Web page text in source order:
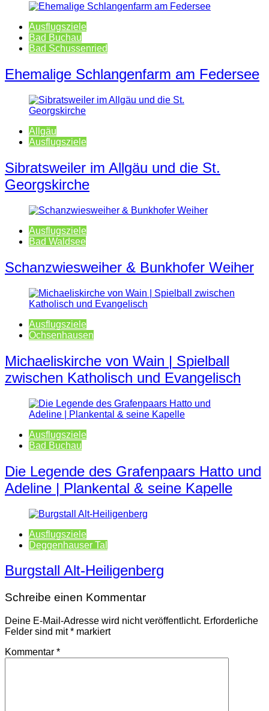
Ausflugsziele
Bad Buchau
Bad Schussenried
Ehemalige Schlangenfarm am Federsee
Allgäu
Ausflugsziele
Sibratsweiler im Allgäu und die St.
Georgskirche
Ausflugsziele
Bad Waldsee
Schanzwiesweiher & Bunkhofer Weiher
Ausflugsziele
Ochsenhausen
Michaeliskirche von Wain | Spielball
zwischen Katholisch und Evangelisch
Ausflugsziele
Bad Buchau
Die Legende des Grafenpaars Hatto und
Adeline | Plankental & seine Kapelle
Ausflugsziele
Deggenhauser Tal
Burgstall Alt-Heiligenberg
Schreibe einen Kommentar
Deine E-Mail-Adresse wird nicht veröffentlicht. Erforderliche
Felder sind mit* markiert
Kommentar *